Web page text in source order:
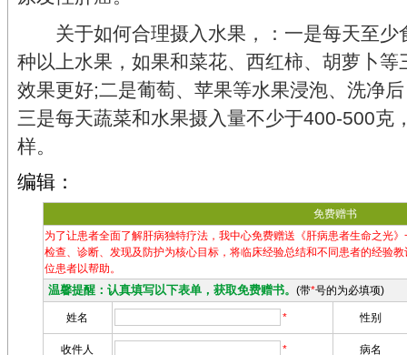
关于如何合理摄入水果，：一是每天至少
种以上水果，如果和菜花、西红柿、胡萝卜
效果更好;二是葡萄、苹果等水果浸泡、洗净
三是每天蔬菜和水果摄入量不少于400-500克
样。
编辑：